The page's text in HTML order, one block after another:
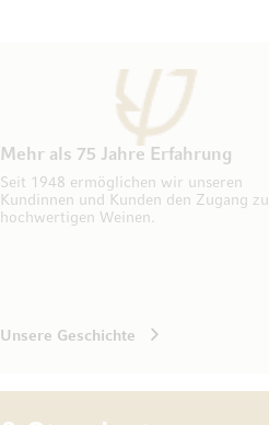
Mehr als 75 Jahre Erfahrung
Seit 1948 ermöglichen wir unseren
Kundinnen und Kunden den Zugang zu
hochwertigen Weinen.
Unsere Geschichte